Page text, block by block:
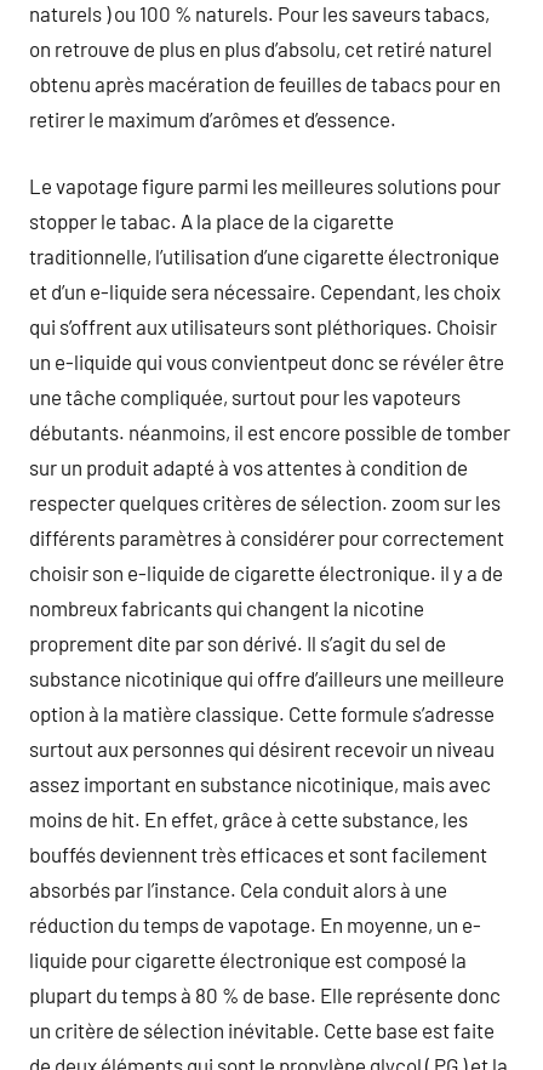
naturels ) ou 100 % naturels. Pour les saveurs tabacs,
on retrouve de plus en plus d’absolu, cet retiré naturel
obtenu après macération de feuilles de tabacs pour en
retirer le maximum d’arômes et d’essence.
Le vapotage figure parmi les meilleures solutions pour
stopper le tabac. A la place de la cigarette
traditionnelle, l’utilisation d’une cigarette électronique
et d’un e-liquide sera nécessaire. Cependant, les choix
qui s’offrent aux utilisateurs sont pléthoriques. Choisir
un e-liquide qui vous convientpeut donc se révéler être
une tâche compliquée, surtout pour les vapoteurs
débutants. néanmoins, il est encore possible de tomber
sur un produit adapté à vos attentes à condition de
respecter quelques critères de sélection. zoom sur les
différents paramètres à considérer pour correctement
choisir son e-liquide de cigarette électronique. il y a de
nombreux fabricants qui changent la nicotine
proprement dite par son dérivé. Il s’agit du sel de
substance nicotinique qui offre d’ailleurs une meilleure
option à la matière classique. Cette formule s’adresse
surtout aux personnes qui désirent recevoir un niveau
assez important en substance nicotinique, mais avec
moins de hit. En effet, grâce à cette substance, les
bouffés deviennent très efficaces et sont facilement
absorbés par l’instance. Cela conduit alors à une
réduction du temps de vapotage. En moyenne, un e-
liquide pour cigarette électronique est composé la
plupart du temps à 80 % de base. Elle représente donc
un critère de sélection inévitable. Cette base est faite
de deux éléments qui sont le propylène glycol ( PG ) et la